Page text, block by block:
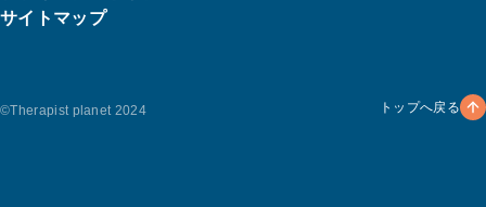
サイトマップ
©︎Therapist planet 2024 トップへ戻る